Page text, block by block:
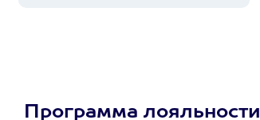
Программа лояльности